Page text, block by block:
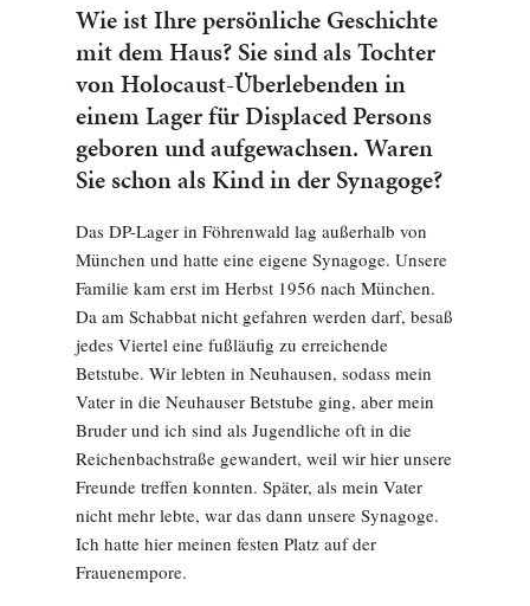
Wie ist Ihre persönliche Geschichte
mit dem Haus? Sie sind als Tochter
von Holocaust-Überlebenden in
einem Lager für Displaced Persons
geboren und aufgewachsen. Waren
Sie schon als Kind in der Synagoge?
Das DP-Lager in Föhrenwald lag außerhalb von
München und hatte eine eigene Synagoge. Unsere
Familie kam erst im Herbst 1956 nach München.
Da am Schabbat nicht gefahren werden darf, besaß
jedes Viertel eine fußläufig zu erreichende
Betstube. Wir lebten in Neuhausen, sodass mein
Vater in die Neuhauser Betstube ging, aber mein
Bruder und ich sind als Jugendliche oft in die
Reichenbachstraße gewandert, weil wir hier unsere
Freunde treffen konnten. Später, als mein Vater
nicht mehr lebte, war das dann unsere Synagoge.
Ich hatte hier meinen festen Platz auf der
Frauenempore.